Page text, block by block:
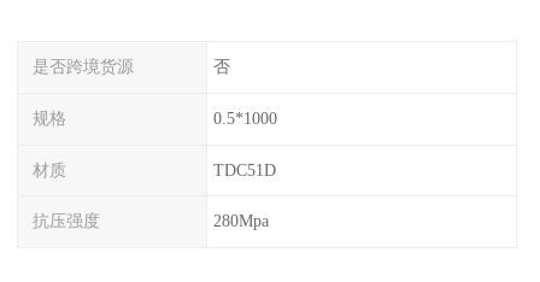
是否跨境货源 否
规格 0.5*1000
材质 TDC51D
抗压强度 280Mpa